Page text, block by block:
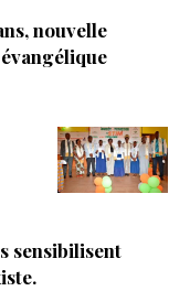
nouvelle
sensibilisent